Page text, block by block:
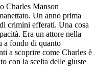
Charles Manson
Un anno prima
crimini efferati. Una cosa
Era un attore nella
a fondo di quanto
a scoprire come Charles è
con la scelta delle giuste